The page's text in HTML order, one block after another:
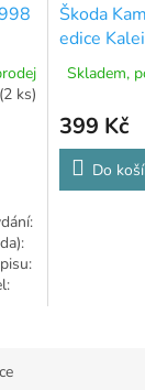
88
(2 ks)
Škoda
edice
slavných
Skladem,
399 Kč
Do